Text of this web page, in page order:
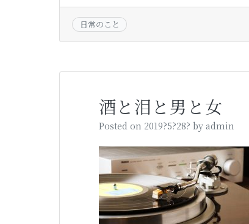
日常のこと
酒と泪と男と女
Posted on 2019?5?28? byadmin